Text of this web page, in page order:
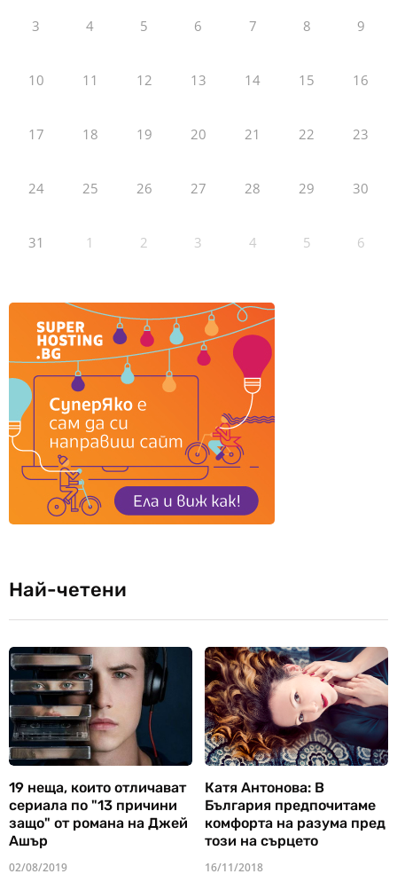
3 4 5 6 7 8 9
10 11 12 13 14 15 16
17 18 19 20 21 22 23
24 25 26 27 28 29 30
31 1 2 3 4 5 6
Най-четени
19 неща, които отличават
сериала по "13 причини
защо" от романа на Джей
Ашър
02/08/2019
Катя Антонова: В
България предпочитаме
комфорта на разума пред
този на сърцето
16/11/2018